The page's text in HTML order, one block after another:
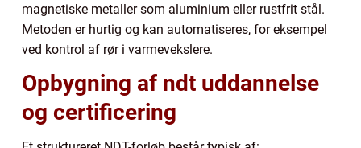
magnetiske metaller som aluminium eller rustfrit stål.
Metoden er hurtig og kan automatiseres, for eksempel
ved kontrol af rør i varmevekslere.
Opbygning af ndt uddannelse
og certificering